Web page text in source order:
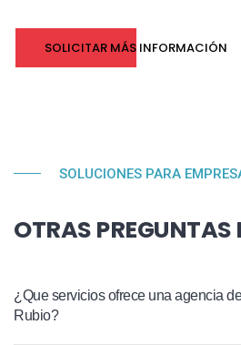
SOLICITAR MÁS INFORMACIÓN
SOLUCIONES PARA
OTRAS PREGUNTAS
¿Que servicios ofrece una agencia
Rubio?